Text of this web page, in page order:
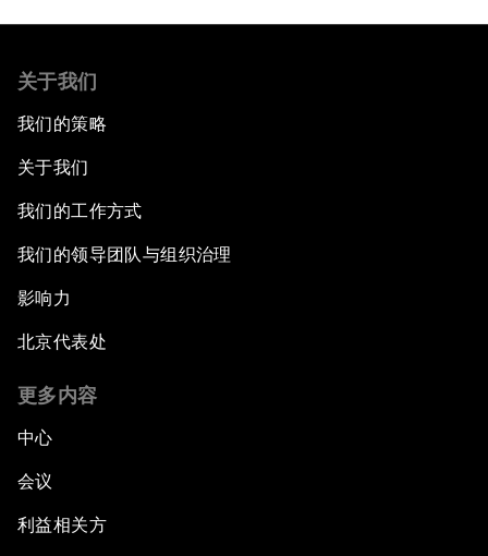
关于我们
我们的策略
关于我们
我们的工作方式
我们的领导团队与组织治理
影响力
北京代表处
更多内容
中心
会议
利益相关方